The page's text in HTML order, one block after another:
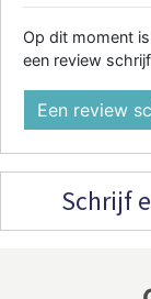
Op dit moment
een review
Een review
Schrijf